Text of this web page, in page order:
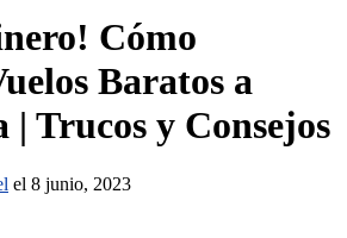
Cómo
Baratos a
Trucos y Consejos
el 8 junio, 2023